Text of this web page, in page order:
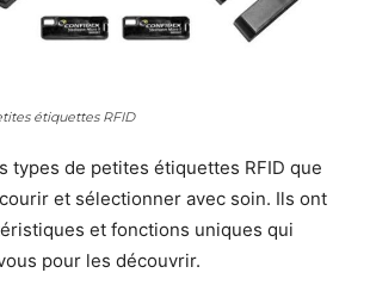
étiquettes RFID
types de petites étiquettes RFID que
et sélectionner avec soin. Ils ont
et fonctions uniques qui
pour les découvrir.